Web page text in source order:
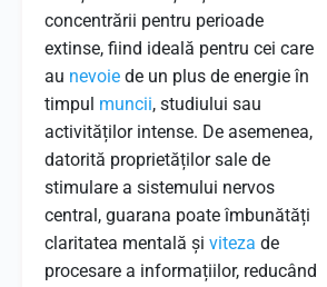
concentrării pentru perioade
extinse, fiind ideală pentru cei care
au nevoie de un plus de energie în
timpul muncii, studiului sau
activităților intense. De asemenea,
datorită proprietăților sale de
stimulare a sistemului nervos
central, guarana poate îmbunătăți
claritatea mentală și viteza de
procesare a informațiilor, reducând